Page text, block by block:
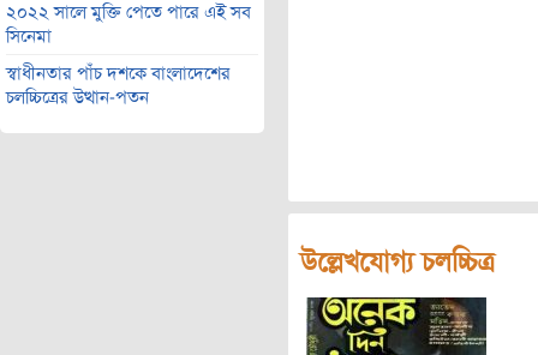
২০২২ সালে মুক্তি পেতে পারে এই সব
সিনেমা
স্বাধীনতার পাঁচ দশকে বাংলাদেশের
চলচ্চিত্রের উত্থান-পতন
উল্লেখযোগ্য চলচ্চিত্র